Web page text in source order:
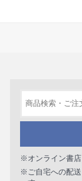
※オンライン書店
※ご自宅への配送